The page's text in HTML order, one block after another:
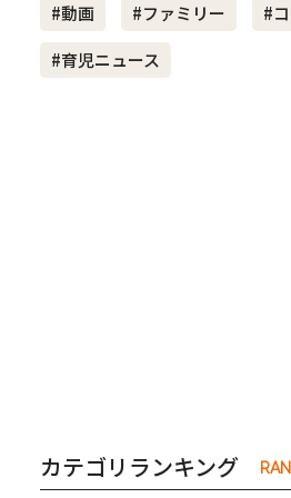
夫婦 #産休
#動画
#ファミリー
#
#育児ニュース
カテゴリランキング